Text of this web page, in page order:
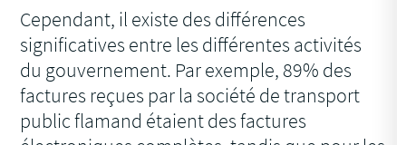
Cependant, il existe des différences
significatives entre les différentes activités
du gouvernement. Par exemple, 89% des
factures reçues par la société de transport
public flamand étaient des factures